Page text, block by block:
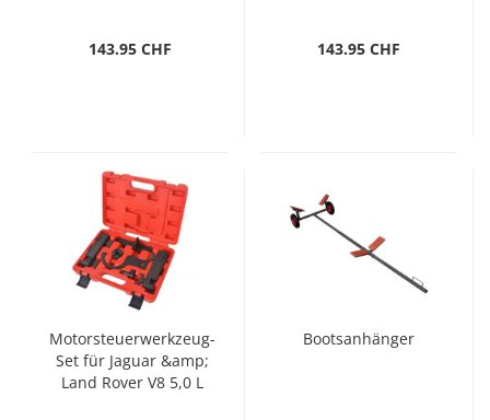
143.95 CHF 143.95 CHF
Motorsteuerwerkzeug-
Set für Jaguar &amp;
Land Rover V8 5,0 L
Bootsanhänger